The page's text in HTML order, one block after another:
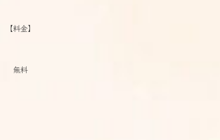
【料金】
無料